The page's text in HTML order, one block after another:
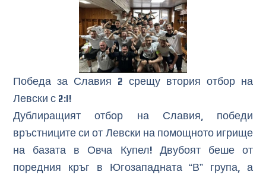
Победа за Славия 2 срещу втория отбор на
Левски с 2:1!
Дублиращият отбор на Славия, победи
връстниците си от Левски на помощното игрище
на базата в Овча Купел! Двубоят беше от
поредния кръг в Югозападната “В” група, а